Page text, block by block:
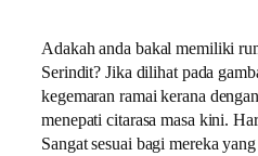
Adakah anda bakal memiliki
Serindit? Jika dilihat pada
kegemaran ramai kerana
menepati citarasa masa kini.
Sangat sesuai bagi mereka